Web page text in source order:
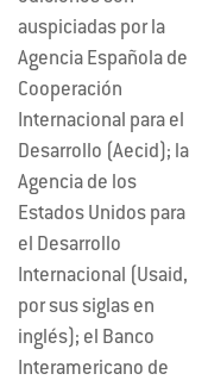
auspiciadas por la
Agencia Española de
Cooperación
Internacional para el
Desarrollo (Aecid); la
Agencia de los
Estados Unidos para
el Desarrollo
Internacional (Usaid,
por sus siglas en
inglés); el Banco
Interamericano de